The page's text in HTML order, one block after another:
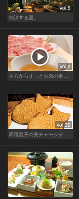
Vol.5
納涼する夏。
Vol.3
Vol.32